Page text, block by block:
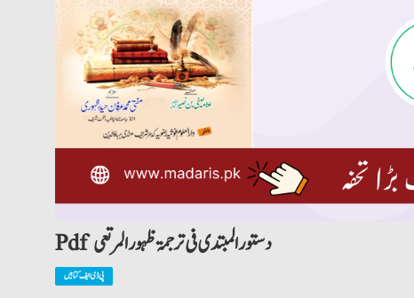
Pdf دستورالمبتدی فی ترجمۃ ظہورالمرتعی
پی ڈی ایف کتابیں